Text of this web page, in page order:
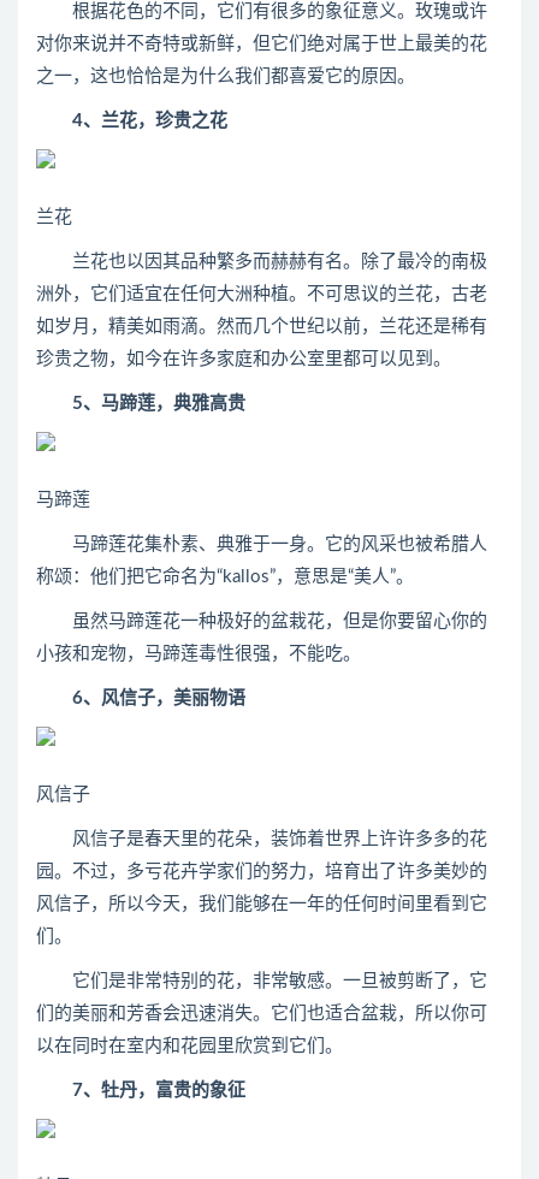
根据花色的不同，它们有很多的象征意义。玫瑰或许
对你来说并不奇特或新鲜，但它们绝对属于世上最美的花
之一，这也恰恰是为什么我们都喜爱它的原因。
4、兰花，珍贵之花
兰花
兰花也以因其品种繁多而赫赫有名。除了最冷的南极
洲外，它们适宜在任何大洲种植。不可思议的兰花，古老
如岁月，精美如雨滴。然而几个世纪以前，兰花还是稀有
珍贵之物，如今在许多家庭和办公室里都可以见到。
5、马蹄莲，典雅高贵
马蹄莲
马蹄莲花集朴素、典雅于一身。它的风采也被希腊人
称颂：他们把它命名为“kallos”，意思是“美人”。
虽然马蹄莲花一种极好的盆栽花，但是你要留心你的
小孩和宠物，马蹄莲毒性很强，不能吃。
6、风信子，美丽物语
风信子
风信子是春天里的花朵，装饰着世界上许许多多的花
园。不过，多亏花卉学家们的努力，培育出了许多美妙的
风信子，所以今天，我们能够在一年的任何时间里看到它
们。
它们是非常特别的花，非常敏感。一旦被剪断了，它
们的美丽和芳香会迅速消失。它们也适合盆栽，所以你可
以在同时在室内和花园里欣赏到它们。
7、牡丹，富贵的象征